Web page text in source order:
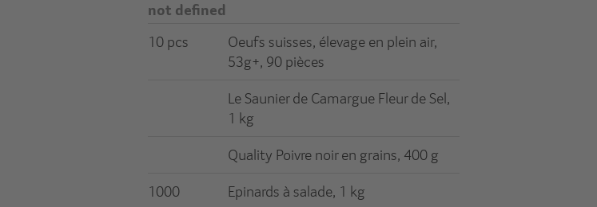
not defined
10 pcs
Oeufs suisses, élevage en plein air,
53g+, 90 pièces
Le Saunier de Camargue Fleur de Sel,
1 kg
Quality Poivre noir en grains, 400 g
1000 Epinards à salade, 1 kg